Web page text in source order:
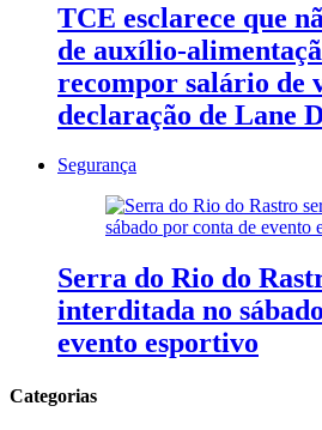
TCE esclarece que
de auxílio-
recompor salário de
declaração de Lane
Segurança
Serra do Rio do
interditada no
evento esportivo
Categorias